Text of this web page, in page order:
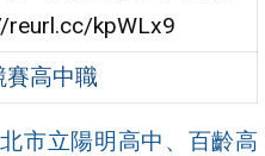
reurl.cc/kpWLx9
賽高中職
市立陽明高中、百齡高